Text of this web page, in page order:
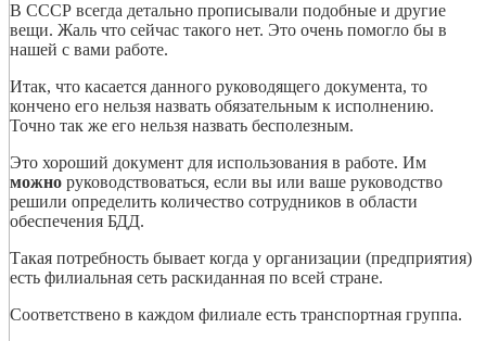
В СССР всегда детально прописывали подобные и другие
вещи. Жаль что сейчас такого нет. Это очень помогло бы в
нашей с вами работе.
Итак, что касается данного руководящего документа, то
кончено его нельзя назвать обязательным к исполнению.
Точно так же его нельзя назвать бесполезным.
Это хороший документ для использования в работе. Им
можно руководствоваться, если вы или ваше руководство
решили определить количество сотрудников в области
обеспечения БДД.
Такая потребность бывает когда у организации (предприятия)
есть филиальная сеть раскиданная по всей стране.
Соответствено в каждом филиале есть транспортная группа.